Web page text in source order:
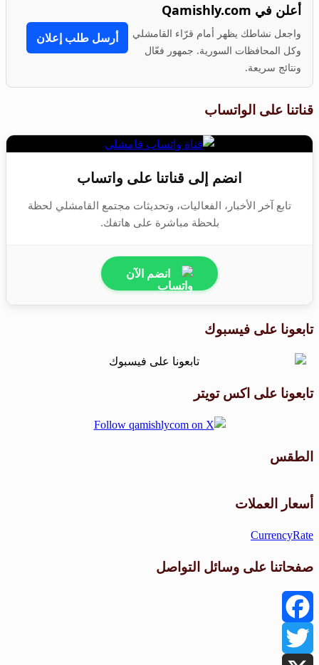
أعلن في Qamishly.com
واجعل نشاطك يظهر أمام قرّاء القامشلي
وكل المحافظات السورية. جمهور فعّال
ونتائج سريعة.
أرسل طلب إعلان
قناتنا على الواتساب
انضم إلى قناتنا على واتساب
تابع آخر الأخبار، الفعاليات، وتحديثات مجتمع القامشلي لحظة
بلحظة مباشرة على هاتفك.
انضم الآن
تابعونا على فيسبوك
تابعونا على اكس تويتر
الطقس
أسعار العملات
CurrencyRate
صفحاتنا على وسائل التواصل
Facebook